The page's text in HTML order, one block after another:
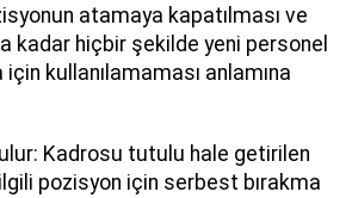
atamaya kapatılması ve
kadar hiçbir şekilde yeni personel
için kullanılamaması anlamına
Kadrosu tutulu hale getirilen
pozisyon için serbest bırakma